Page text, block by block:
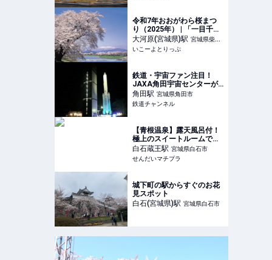
令和7年おおがわら桜まつ
り（2025年） | 「一目千本
桜」の絶景を満喫！ 「おお
がわら桜まつり」開催情報 |
宮城県柴田郡大河原町 | い
大河原(宮城県)駅 宮城県柴田
郡大河原町
いこーよとりっぷ
鉄道・宇宙ファン注目！
JAXA角田宇宙センターが
全面協力、阿武急で行く夏
休みの親子向けツアー（宮
城県角田市） | 鉄道ニュー
角田駅 宮城県角田市
鉄道チャンネル
【青根温泉】露天風呂付！
極上のスイートルームでく
つろぎのひとときを『流辿
別邸 観山聴月』～宮城県柴
田郡川崎町～ - せんだいマ
白石蔵王駅 宮城県白石市
せんだいマチプラ
城下町の駅からすぐのお花
見スポット
白石(宮城県)駅 宮城県白石市